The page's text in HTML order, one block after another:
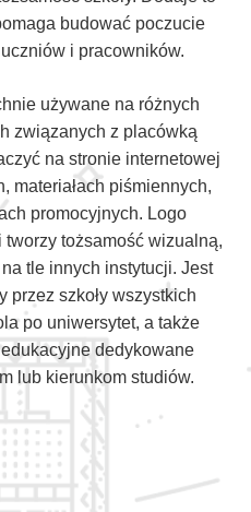
budować poczucie
i pracowników.
używane na różnych
związanych z placówką
na stronie internetowej
materiałach piśmiennych,
promocyjnych. Logo
tworzy tożsamość wizualną,
tle innych instytucji. Jest
przez szkoły wszystkich
po uniwersytet, a także
dedykowane
lub kierunkom studiów.